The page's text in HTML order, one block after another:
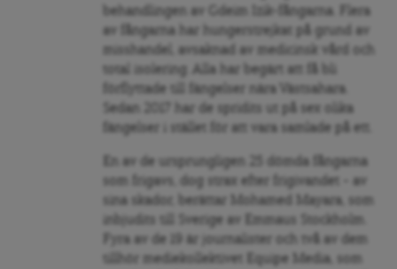
behandlingen av Gdeim Izik-fångarna. Flera
av fångarna har hungerstrejkat på grund av
misshandel, avsaknad av medicinsk vård och
total isolering. Alla har begärt att få bli
förflyttade till fängelser nära Västsahara.
Sedan 2017 har de spridits ut på sex olika
fängelser i stället för att vara samlade på ett.
En av de ursprungligen 25 dömda fångarna
som frigavs, dog strax efter frigivandet – av
sina skador, berättar Mohamed Mayara, som
inbjudits till Sverige av Emmaus Stockholm.
Fyra av de 19 är journalister och två av dem
tillhör mediekollektivet Equipe Media, som